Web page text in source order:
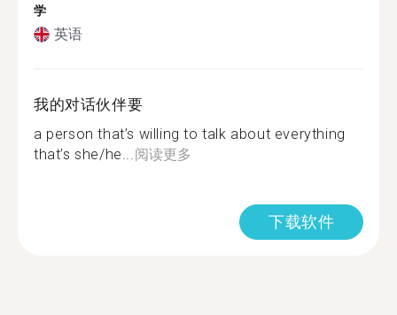
学
英语
我的对话伙伴要
a person that’s willing to talk about everything
that’s she/he...阅读更多
下载软件